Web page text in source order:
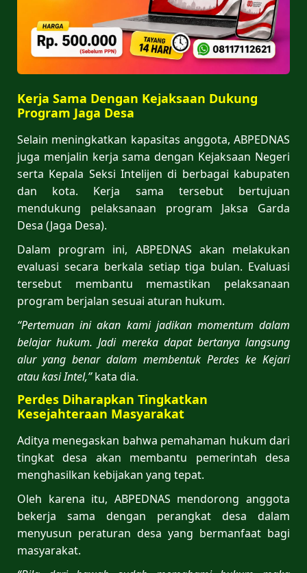
Kerja Sama Dengan Kejaksaan Dukung
Program Jaga Desa
Selain meningkatkan kapasitas anggota, ABPEDNAS
juga menjalin kerja sama dengan Kejaksaan Negeri
serta Kepala Seksi Intelijen di berbagai kabupaten
dan kota. Kerja sama tersebut bertujuan
mendukung pelaksanaan program Jaksa Garda
Desa (Jaga Desa).
Dalam program ini, ABPEDNAS akan melakukan
evaluasi secara berkala setiap tiga bulan. Evaluasi
tersebut membantu memastikan pelaksanaan
program berjalan sesuai aturan hukum.
“Pertemuan ini akan kami jadikan momentum dalam
belajar hukum. Jadi mereka dapat bertanya langsung
alur yang benar dalam membentuk Perdes ke Kejari
atau kasi Intel,”kata dia.
Perdes Diharapkan Tingkatkan
Kesejahteraan Masyarakat
Aditya menegaskan bahwa pemahaman hukum dari
tingkat desa akan membantu pemerintah desa
menghasilkan kebijakan yang tepat.
Oleh karena itu, ABPEDNAS mendorong anggota
bekerja sama dengan perangkat desa dalam
menyusun peraturan desa yang bermanfaat bagi
masyarakat.